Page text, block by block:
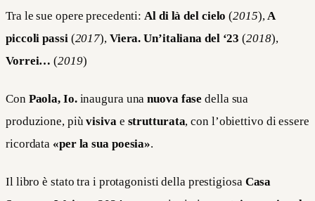
Tra le sue opere precedenti: Al di là del cielo (2015), A
piccoli passi (2017), Viera. Un’italiana del ‘23 (2018),
Vorrei… (2019)
Con Paola, Io.inaugura unanuova fase della sua
produzione, piùvisivae strutturata, con l’obiettivo di essere
ricordata «per la sua poesia».
Il libro è stato tra i protagonisti della prestigiosa Casa